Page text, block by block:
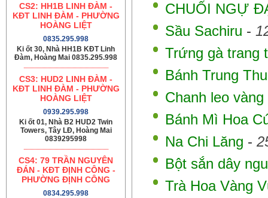
CS2: HH1B LINH ĐÀM -
KĐT LINH ĐÀM - PHƯỜNG
HOÀNG LIỆT
0835.295.998
Ki ốt 30, Nhà HH1B KĐT Linh
Đàm, Hoàng Mai 0835.295.998
CS3: HUD2 LINH ĐÀM -
KĐT LINH ĐÀM - PHƯỜNG
HOÀNG LIỆT
0939.295.998
Ki ốt 01, Nhà B2 HUD2 Twin
Towers, Tây LĐ, Hoàng Mai
0839295998
CS4: 79 TRẦN NGUYÊN
ĐÁN - KĐT ĐỊNH CÔNG -
PHƯỜNG ĐỊNH CÔNG
0834.295.998
CHUỐI NGỰ
Sầu Sachiru -
Trứng gà trang
Bánh Trung
Chanh leo vàng
Bánh Mì Hoa
Na Chi Lăng -
Bột sắn dây
Trà Hoa Vàng